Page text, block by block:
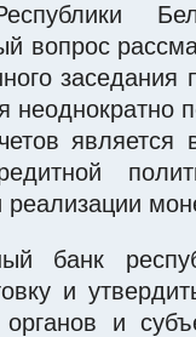
вопрос
заседания
банк
и
и